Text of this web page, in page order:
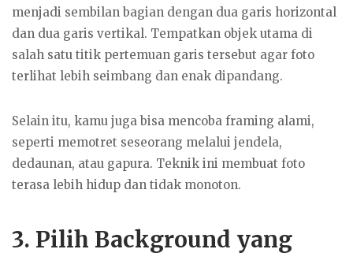
menjadi sembilan bagian dengan dua garis horizontal
dan dua garis vertikal. Tempatkan objek utama di
salah satu titik pertemuan garis tersebut agar foto
terlihat lebih seimbang dan enak dipandang.
Selain itu, kamu juga bisa mencoba framing alami,
seperti memotret seseorang melalui jendela,
dedaunan, atau gapura. Teknik ini membuat foto
terasa lebih hidup dan tidak monoton.
3. Pilih Background yang